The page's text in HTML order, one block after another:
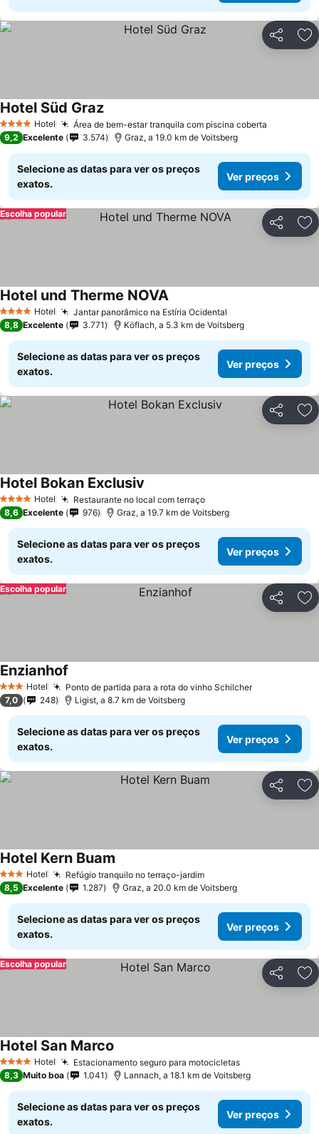
Partilhar
4 EstrelasHotel Área de bem-estar tranquila com piscina coberta
Hotel Süd Graz
9,2 Excelente 3.574 Graz, a 19.0 km de Voitsberg
Selecione as datas para ver os preços
exatos.
Ver preços
Partilhar
Escolha popular
4 EstrelasHotel Jantar panorâmico na Estíria Ocidental
Hotel und Therme NOVA
8,8 Excelente 3.771 Köflach, a 5.3 km de Voitsberg
Selecione as datas para ver os preços
exatos.
Ver preços
Partilhar
4 EstrelasHotel Restaurante no local com terraço
Hotel Bokan Exclusiv
8,6 Excelente 976 Graz, a 19.7 km de Voitsberg
Selecione as datas para ver os preços
exatos.
Ver preços
Partilhar
Escolha popular
3 EstrelasHotel Ponto de partida para a rota do vinho Schilcher
Enzianhof
7,0 248 Ligist, a 8.7 km de Voitsberg
Selecione as datas para ver os preços
exatos.
Ver preços
Partilhar
3 EstrelasHotel Refúgio tranquilo no terraço-jardim
Hotel Kern Buam
8,5 Excelente 1.287 Graz, a 20.0 km de Voitsberg
Selecione as datas para ver os preços
exatos.
Ver preços
Partilhar
Escolha popular
4 EstrelasHotel Estacionamento seguro para motocicletas
Hotel San Marco
8,3 Muito boa 1.041 Lannach, a 18.1 km de Voitsberg
Selecione as datas para ver os preços
exatos.
Ver preços